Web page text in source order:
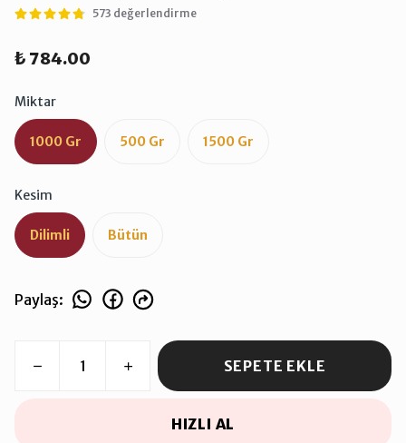
573 değerlendirme
₺ 784.00
Miktar
1000 Gr 500 Gr 1500 Gr
Kesim
Dilimli Bütün
Paylaş:
SEPETE EKLE
HIZLI AL